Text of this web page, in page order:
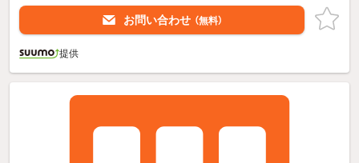
お問い合わせ （無料）
提供